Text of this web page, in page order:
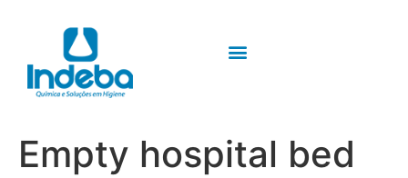
Empty hospital bed